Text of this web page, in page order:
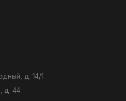
д. 14/1
д. 44